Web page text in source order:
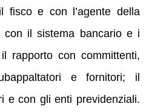
fisco e con l’agente della
con il sistema bancario e i
rapporto con committenti,
e fornitori; il
e con gli enti previdenziali.